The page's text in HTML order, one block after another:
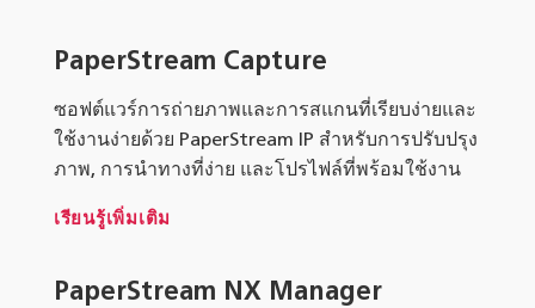
PaperStream Capture
ซอฟต์แวร์การถ่ายภาพและการสแกนที่เรียบง่ายและ
ใช้งานง่ายด้วย PaperStream IP สำหรับการปรับปรุง
ภาพ, การนำทางที่ง่าย และโปรไฟล์ที่พร้อมใช้งาน
เรียนรู้เพิ่มเติม
PaperStream NX Manager